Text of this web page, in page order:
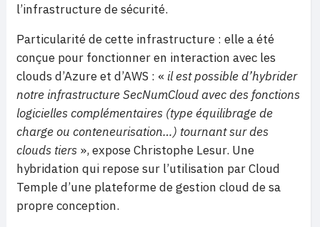
l’infrastructure de sécurité.
Particularité de cette infrastructure : elle a été
conçue pour fonctionner en interaction avec les
clouds d’Azure et d’AWS : « il est possible d’hybrider
notre infrastructure SecNumCloud avec des fonctions
logicielles complémentaires (type équilibrage de
charge ou conteneurisation…) tournant sur des
clouds tiers », expose Christophe Lesur. Une
hybridation qui repose sur l’utilisation par Cloud
Temple d’une plateforme de gestion cloud de sa
propre conception.